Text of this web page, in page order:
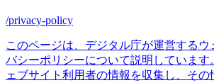
/privacy-policy
このページは、デジタル庁が運営するウ
バシーポリシーについて説明しています
ェブサイト利用者の情報を収集し、そ